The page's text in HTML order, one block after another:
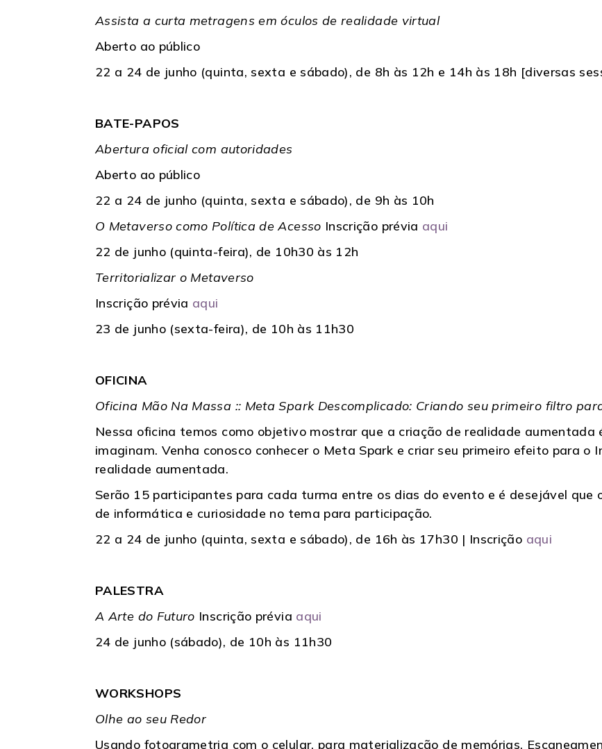
Assista a curta metragens em óculos de realidade virtual
Aberto ao público
22 a 24 de junho (quinta, sexta e sábado), de 8h às 12h e 14h às 18h [diversas
BATE-PAPOS
Abertura oficial com autoridades
Aberto ao público
22 a 24 de junho (quinta, sexta e sábado), de 9h às 10h
O Metaverso como Política de Acesso Inscrição prévia aqui
22 de junho (quinta-feira), de 10h30 às 12h
Territorializar o Metaverso
Inscrição prévia aqui
23 de junho (sexta-feira), de 10h às 11h30
OFICINA
Oficina Mão Na Massa :: Meta Spark Descomplicado: Criando seu primeiro filtro
Nessa oficina temos como objetivo mostrar que a criação de realidade aumentada
imaginam. Venha conosco conhecer o Meta Spark e criar seu primeiro efeito para o
realidade aumentada.
Serão 15 participantes para cada turma entre os dias do evento e é desejável que
de informática e curiosidade no tema para participação.
22 a 24 de junho (quinta, sexta e sábado), de 16h às 17h30 | Inscrição aqui
PALESTRA
A Arte do Futuro Inscrição prévia aqui
24 de junho (sábado), de 10h às 11h30
WORKSHOPS
Olhe ao seu Redor
Usando fotogrametria com o celular, para materialização de memórias.